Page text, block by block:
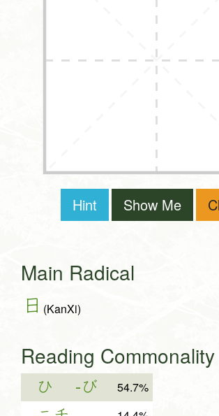
Hint Show Me
Main Radical
日 (KanXi)
Reading Commonality
ひ -び 54.7%